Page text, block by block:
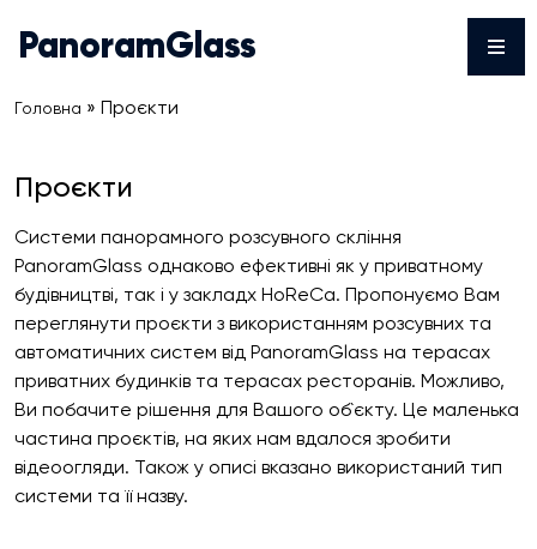
PanoramGlass
Головна » Проєкти
Проєкти
Системи панорамного розсувного скління
PanoramGlass однаково ефективні як у приватному
будівництві, так і у закладх HoReCa. Пропонуємо Вам
переглянути проєкти з використанням розсувних та
автоматичних систем від PanoramGlass на терасах
приватних будинків та терасах ресторанів. Можливо,
Ви побачите рішення для Вашого об`єкту. Це маленька
частина проєктів, на яких нам вдалося зробити
відеоогляди. Також у описі вказано використаний тип
системи та її назву.